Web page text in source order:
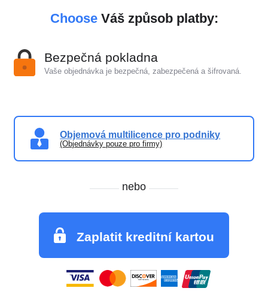
ChooseVáš způsob platby:
Bezpečná pokladna
Vaše objednávka je bezpečná, zabezpečená a šifrovaná.
Objemová multilicence pro podniky
(Objednávky pouze pro firmy)
nebo
Zaplatit kreditní kartou